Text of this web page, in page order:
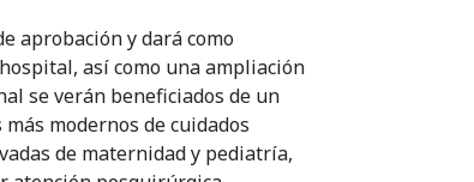
aprobación y dará como
así como una ampliación
se verán beneficiados de un
modernos de cuidados
de maternidad y pediatría,